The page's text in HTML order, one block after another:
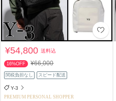
¥54,800送料込
16%OFF ¥66,000
関税負担なし スピード配送
Y-3
PREMIUM PERSONAL SHOPPER